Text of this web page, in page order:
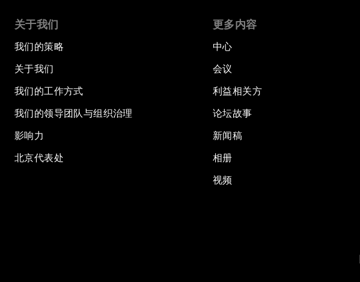
关于我们
我们的策略
关于我们
我们的工作方式
我们的领导团队与组织治理
影响力
北京代表处
更多内容
中心
会议
利益相关方
论坛故事
新闻稿
相册
视频